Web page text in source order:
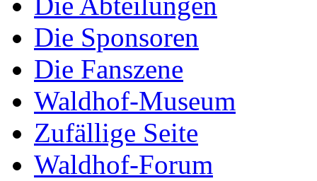
Die Sponsoren
Die Fanszene
Waldhof-Museum
Zufällige Seite
Waldhof-Forum